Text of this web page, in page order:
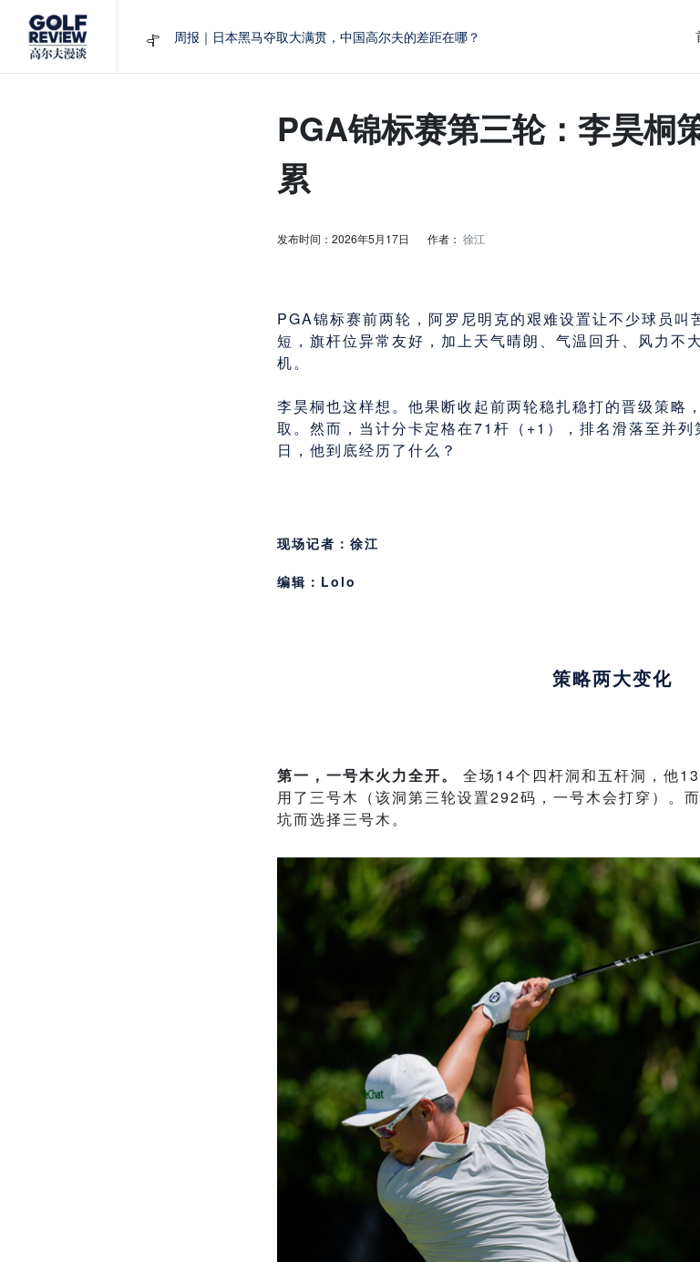
大满贯球场设置的演变和期许
周报｜日本黑马夺取大满贯，中国高尔夫的差距在哪？
PGA锦标赛第三轮：李昊桐
累
发布时间：2026年5月17日 作者： 徐江
PGA锦标赛前两轮，阿罗尼明克的艰难设置让不少球员叫
短，旗杆位异常友好，加上天气晴朗、气温回升、风力不
机。
李昊桐也这样想。他果断收起前两轮稳扎稳打的晋级策略
取。然而，当计分卡定格在71杆（+1），排名滑落至并
日，他到底经历了什么？
现场记者：徐江
编辑：Lolo
策略两大变化
第一，一号木火力全开。
全场14个四杆洞和五杆洞，他
用了三号木（该洞第三轮设置292码，一号木会打穿）。
坑而选择三号木。